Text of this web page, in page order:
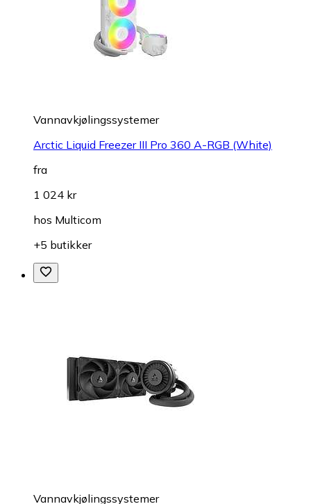
Vannavkjølingssystemer
Arctic Liquid Freezer III Pro 360 A-RGB (White)
fra
1 024 kr
hos Multicom
+5 butikker
Vannavkjølingssystemer